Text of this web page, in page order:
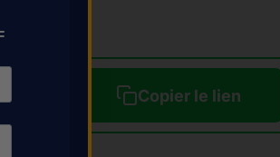
Copier le lien